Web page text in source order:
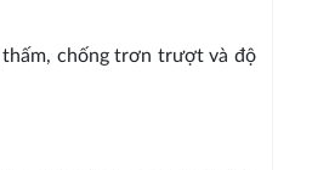
thấm, chống trơn trượt và độ